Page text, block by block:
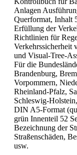
Anlagen
Querformat, Inhalt
Erfüllung der
Richtlinien für
Verkehrssicherheit
und Visual-Tree-
Für die
Brandenburg,
Vorpommern,
Rheinland-Pfalz,
Schleswig-
DIN A5-Format
grün Innenteil 52
Bezeichnung der
Straßenschäden,
usw.